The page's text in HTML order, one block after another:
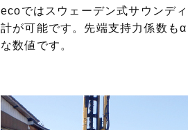
ecoではスウェーデン式サウンデ
計が可能です。先端支持力係数も
な数値です。